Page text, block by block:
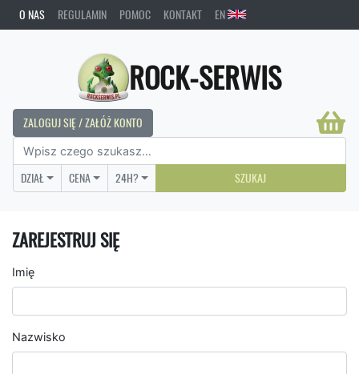
O NAS REGULAMIN POMOC KONTAKT EN
ROCK-SERWIS
ZALOGUJ SIĘ / ZAŁÓŻ KONTO
DZIAŁ CENA 24H? SZUKAJ
ZAREJESTRUJ SIĘ
Imię
Nazwisko